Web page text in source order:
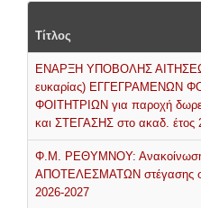
Υγειονομική περίθαλψη
Ευρωπαϊκή Κάρτα Ασφάλισης
Ακαδημαϊκή Ταυτότητα (πάσο)
Υποτροφίες
Κοινωνική μέριμνα
ΕΣΤΙΑΤΌΡΙΑ
ΦΟΙΤΗΤΙΚΉ ΖΩΉ
Τίτλος
ΕΝΑΡΞΗ ΥΠΟΒΟΛΗΣ
ευκαρίας) ΕΓΓΕΓΡΑΜΕΝΩΝ
ΦΟΙΤΗΤΡΙΩΝ για παροχή
και ΣΤΕΓΑΣΗΣ στο ακαδ. έτος
Φ.Μ. ΡΕΘΥΜΝΟΥ:
ΑΠΟΤΕΛΕΣΜΑΤΩΝ στέγασης
2026-2027